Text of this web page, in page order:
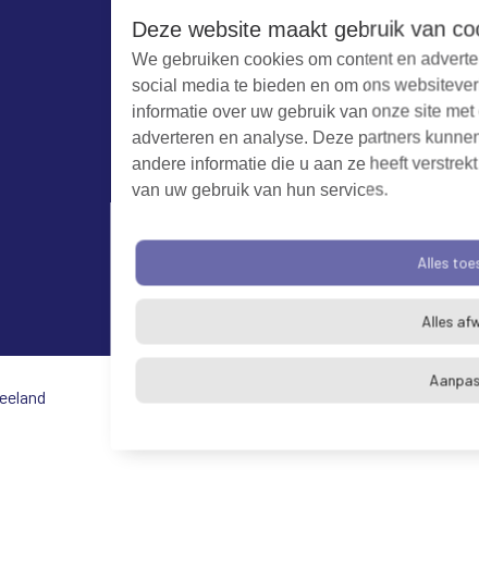
Deze website maakt gebruik van
We gebruiken cookies om content en
social media te bieden en om ons
informatie over uw gebruik van onze site
adverteren en analyse. Deze partners
andere informatie die u aan ze heeft
van uw gebruik van hun services.
Alles
Alles
Algemene voorwaarden